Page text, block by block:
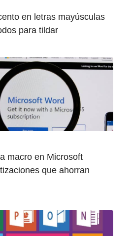
en letras mayúsculas
para tildar
macro en Microsoft
que ahorran